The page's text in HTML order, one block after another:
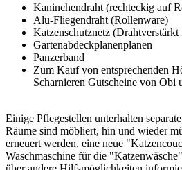
Kaninchendraht (rechteckig auf
Alu-Fliegendraht (Rollenware)
Katzenschutznetz (Drahtverstärkt
Gartenabdeckplanenplanen
Panzerband
Zum Kauf von entsprechenden
Scharnieren Gutscheine von Obi
Einige Pflegestellen unterhalten
Räume sind möbliert, hin und wieder
erneuert werden, eine neue
Waschmaschine für die